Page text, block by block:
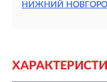
НИЖНИЙ